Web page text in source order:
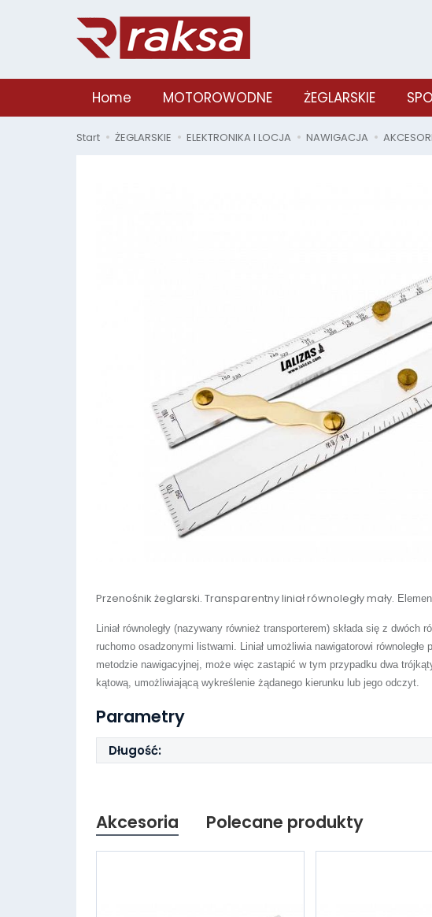
Home MOTOROWODNE ŻEGLARSKIE
Start ŻEGLARSKIE ELEKTRONIKA I LOCJA NAWIGACJA
Przenośnik żeglarski. Transparentny liniał równoległy mały.
Liniał równoległy (nazywany również transporterem) składa się z dwóch
ruchomo osadzonymi listwami. Liniał umożliwia nawigatorowi
metodzie nawigacyjnej, może więc zastąpić w tym przypadku dwa
kątową, umożliwiającą wykreślenie żądanego kierunku lub jego odczyt.
Parametry
Długość:
Akcesoria Polecane produkty